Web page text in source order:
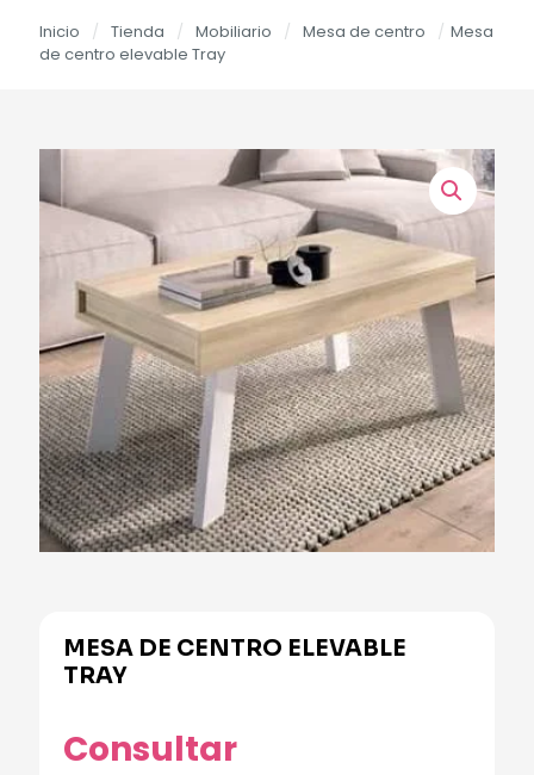
Inicio / Tienda / Mobiliario / Mesa de centro / Mesa
de centro elevable Tray
MESA DE CENTRO ELEVABLE
TRAY
Consultar